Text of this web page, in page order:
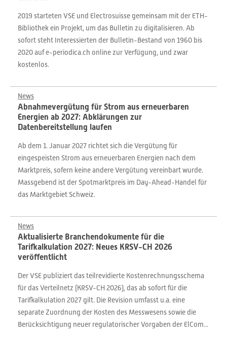
2019 starteten VSE und Electrosuisse gemeinsam mit der ETH-
Bibliothek ein Projekt, um das Bulletin zu digitalisieren. Ab
sofort steht Interessierten der Bulletin-Bestand von 1960 bis
2020 auf e-periodica.ch online zur Verfügung, und zwar
kostenlos.
News
Abnahmevergütung für Strom aus erneuerbaren
Energien ab 2027: Abklärungen zur
Datenbereitstellung laufen
Ab dem 1. Januar 2027 richtet sich die Vergütung für
eingespeisten Strom aus erneuerbaren Energien nach dem
Marktpreis, sofern keine andere Vergütung vereinbart wurde.
Massgebend ist der Spotmarktpreis im Day-Ahead-Handel für
das Marktgebiet Schweiz.
News
Aktualisierte Branchendokumente für die
Tarifkalkulation 2027: Neues KRSV-CH 2026
veröffentlicht
Der VSE publiziert das teilrevidierte Kostenrechnungsschema
für das Verteilnetz (KRSV-CH 2026), das ab sofort für die
Tarifkalkulation 2027 gilt. Die Revision umfasst u.a. eine
separate Zuordnung der Kosten des Messwesens sowie die
Berücksichtigung neuer regulatorischer Vorgaben der ElCom...